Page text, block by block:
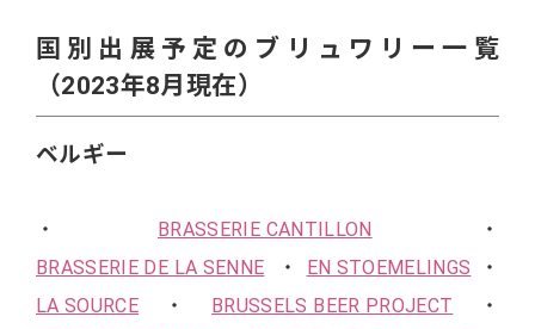
国別出展予定のブリュワリー一覧
（2023年8月現在）
ベルギー
・ BRASSERIE CANTILLON ・
BRASSERIE DE LA SENNE ・ EN STOEMELINGS ・
LA SOURCE ・ BRUSSELS BEER PROJECT ・